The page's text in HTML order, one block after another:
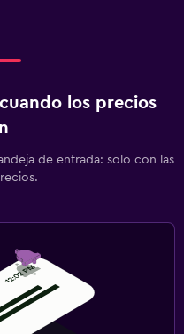
los precios
de entrada: solo con las